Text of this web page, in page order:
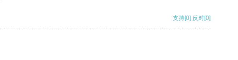
支持[0] 反对[0]